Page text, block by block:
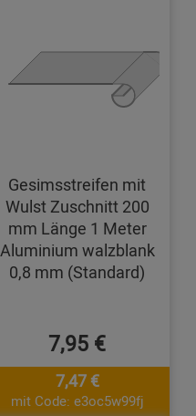
Gesimsstreifen mit
Wulst Zuschnitt 200
mm Länge 1 Meter
Aluminium walzblank
0,8 mm (Standard)
7,95 €
7,47 €
mit Code: e3oc5w99fj